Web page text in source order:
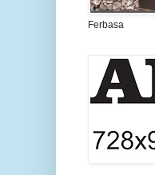
Ferbasa